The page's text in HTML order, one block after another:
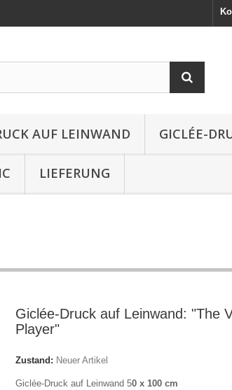
AUF LEINWAND GICLÉE-
LIEFERUNG
Giclée-Druck auf Leinwand: "The
Player"
Zustand: Neuer Artikel
Giclée-Druck auf Leinwand 50 x 100 cm